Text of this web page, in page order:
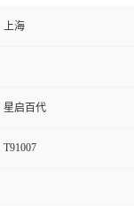
上海
星启百代
T91007